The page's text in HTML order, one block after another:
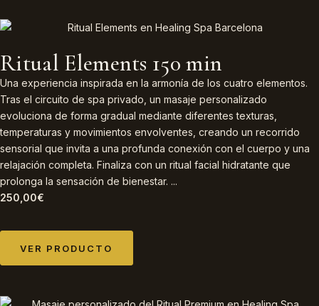
Ritual Elements 150 min
Una experiencia inspirada en la armonía de los cuatro elementos.
Tras el circuito de spa privado, un masaje personalizado
evoluciona de forma gradual mediante diferentes texturas,
temperaturas y movimientos envolventes, creando un recorrido
sensorial que invita a una profunda conexión con el cuerpo y una
relajación completa. Finaliza con un ritual facial hidratante que
prolonga la sensación de bienestar. ...
250,00€
VER PRODUCTO